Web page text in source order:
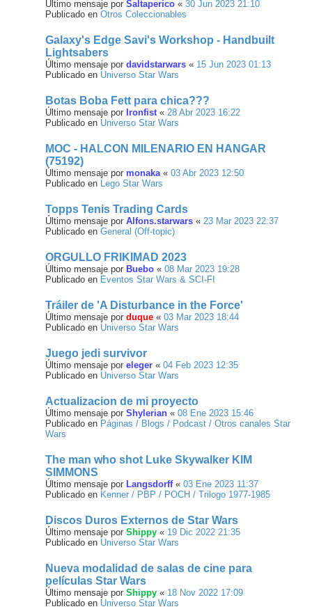
Último mensaje por Saltaperico « 30 Jun 2023 21:10
Publicado en Otros Coleccionables
Galaxy's Edge Savi's Workshop - Handbuilt
Lightsabers
Último mensaje por davidstarwars « 15 Jun 2023 01:13
Publicado en Universo Star Wars
Botas Boba Fett para chica???
Último mensaje por Ironfist « 28 Abr 2023 16:22
Publicado en Universo Star Wars
MOC - HALCON MILENARIO EN HANGAR
(75192)
Último mensaje por monaka « 03 Abr 2023 12:50
Publicado en Lego Star Wars
Topps Tenis Trading Cards
Último mensaje por Alfons.starwars « 23 Mar 2023 22:37
Publicado en General (Off-topic)
ORGULLO FRIKIMAD 2023
Último mensaje por Buebo « 08 Mar 2023 19:28
Publicado en Eventos Star Wars & SCI-FI
Tráiler de 'A Disturbance in the Force'
Último mensaje por duque « 03 Mar 2023 18:44
Publicado en Universo Star Wars
Juego jedi survivor
Último mensaje por eleger « 04 Feb 2023 12:35
Publicado en Universo Star Wars
Actualizacion de mi proyecto
Último mensaje por Shylerian « 08 Ene 2023 15:46
Publicado en Páginas / Blogs / Podcast / Otros canales Star
Wars
The man who shot Luke Skywalker KIM
SIMMONS
Último mensaje por Langsdorff« 03 Ene 2023 11:37
Publicado en Kenner / PBP / POCH / Trilogo 1977-1985
Discos Duros Externos de Star Wars
Último mensaje por Shippy « 19 Dic 2022 21:35
Publicado en Universo Star Wars
Nueva modalidad de salas de cine para
películas Star Wars
Último mensaje por Shippy « 18 Nov 2022 17:09
Publicado en Universo Star Wars